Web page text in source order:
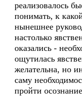
реализовалось
понимать, к
нынешнее
настолько
оказались -
ощутилась
желательна, но
саму
пройти